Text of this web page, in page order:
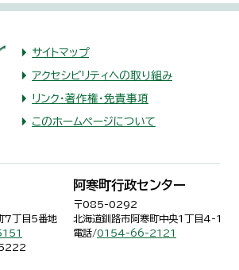
サイトマップ
アクセシビリティへの取り組み
リンク・著作権・免責事項
このホームページについて
7丁目5番地
阿寒町行政センター
〒085-0292
北海道釧路市阿寒町中央1丁目4-1
電話/0154-66-2121